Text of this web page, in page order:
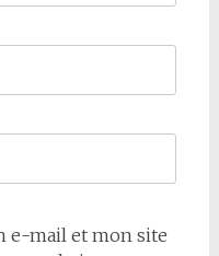
e-mail et mon site